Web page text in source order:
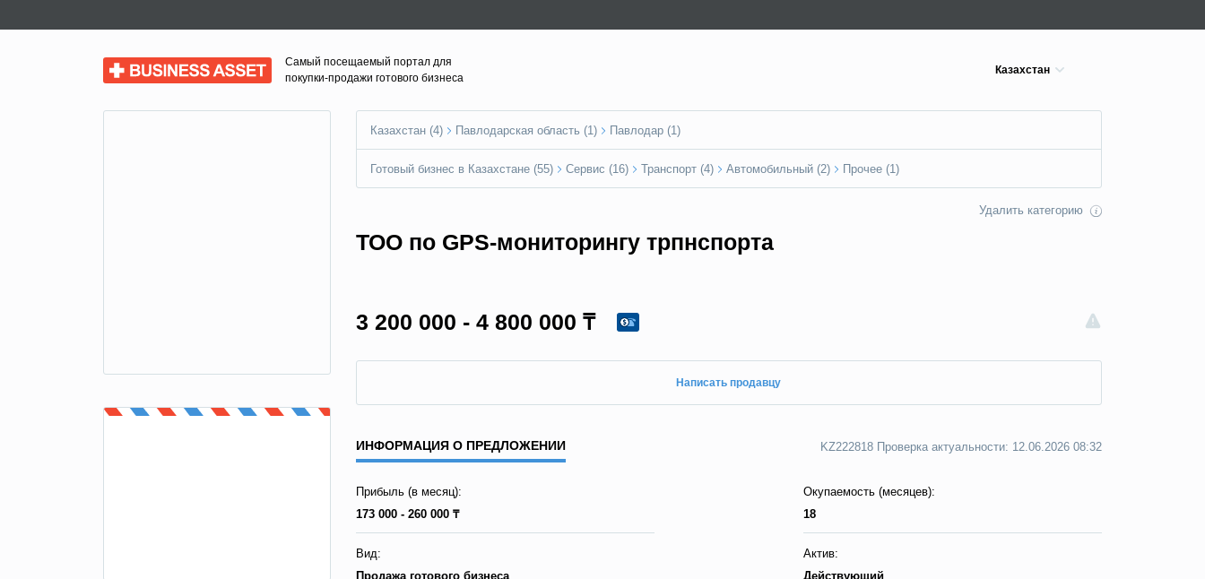
Business Asset
Самый посещаемый портал для
покупки-продажи готового бизнеса
Казахстан
Казахстан (4) Павлодарская область (1) Павлодар (1)
Готовый бизнес в Казахстане (55) Сервис (16) Транспорт (4) Автомобильный (2) Прочее (1)
Удалить категорию
ТОО по GPS-мониторингу трпнспорта
3 200 000 - 4 800 000 ₸
Написать продавцу
ИНФОРМАЦИЯ О ПРЕДЛОЖЕНИИ KZ222818 Пpoвepкa aктyaльнocти: 12.06.2026 08:32
Прибыль (в месяц):
173 000 - 260 000 ₸
Вид:
Продажа готового бизнеса
Окупаемость (месяцев):
18
Актив:
Действующий